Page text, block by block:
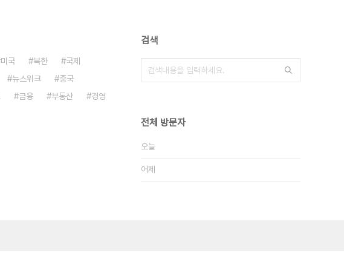
미국 북한
국제
뉴스위크
중국
금융 부동산
경영
검색
전체 방문자
오늘
어제